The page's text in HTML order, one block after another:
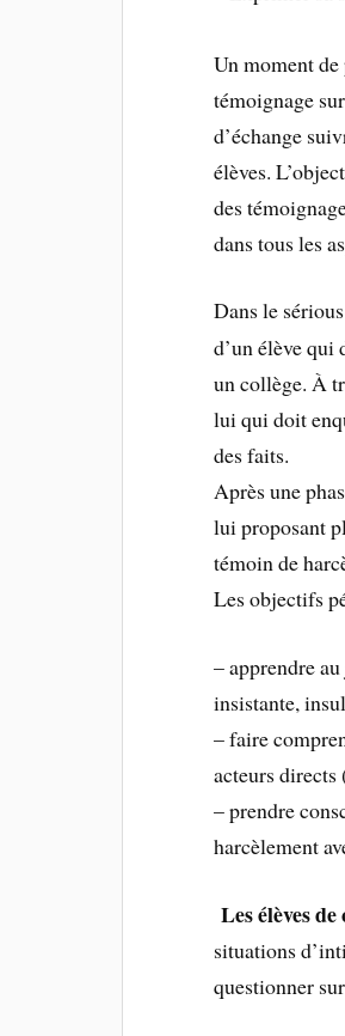
Un moment
témoignage
d’échange
élèves.
des
dans tous les
Dans le
d’un élève qui
un collège. À
lui qui doit
des faits.
Après une
lui proposant
témoin de
Les objectifs
– apprendre
insistante,
– faire
acteurs
– prendre
harcèlement
Les élèves
situations
questionner